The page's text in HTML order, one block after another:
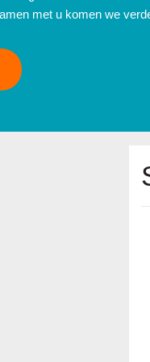
met u komen we